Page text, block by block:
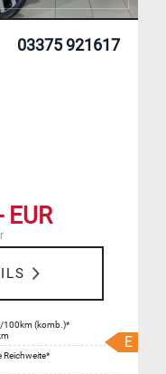
03375 921617
EUR
100km (komb.)*
Reichweite*
E